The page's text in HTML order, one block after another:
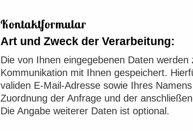
Kontaktformular
Art und Zweck der Verarbeitung:
Die von Ihnen eingegebenen Daten
Kommunikation mit Ihnen gespeichert.
validen E-Mail-Adresse sowie Ihres
Zuordnung der Anfrage und der
Die Angabe weiterer Daten ist optional.